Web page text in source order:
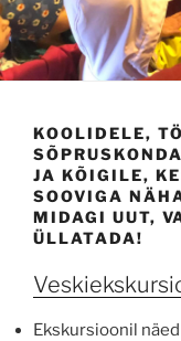
KOOLIDELE,
JA KÕIGILE,
SOOVIGA
MIDAGI UUT,
ÜLLATADA!
Ekskursioonil